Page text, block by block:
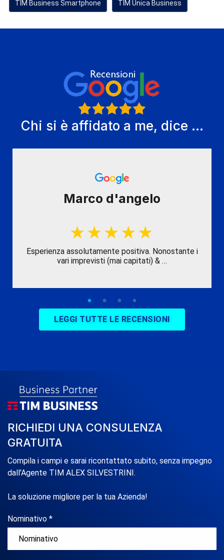
TIM Business Smartphone TIM Unica Business
Chi si è affidato a me, dice ...
Marco d'angelo
Esperienza assolutamente positiva. Nonostante i
vari imprevisti (mai capitati) & …
LEGGI TUTTE LE RECENSIONI
RICHIEDI UNA CONSULENZA
GRATUITA
Compila i campi e sarai ricontattato subito, senza impegno
dall'Agente TIM ALEX SILVESTRINI.
La soluzione migliore per la tua Azienda!
Nominativo *